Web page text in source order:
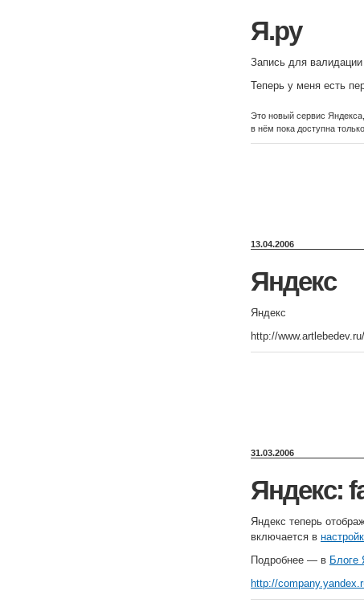
Я.ру
Запись для
Теперь у меня есть
Это новый сервис
в нём пока доступна
13.04.2006
Яндекс
Яндекс
http://
31.03.2006
Яндекс:
Яндекс теперь
включается в
Подробнее — в Блоге
http://